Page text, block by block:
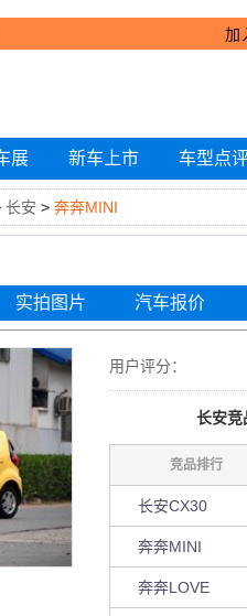
加
展 新车上市 车型点
长安 > 奔奔MINI
实拍图片 汽车报价
用户评分：
长安竞
竞品排行
长安CX30
奔奔MINI
奔奔LOVE